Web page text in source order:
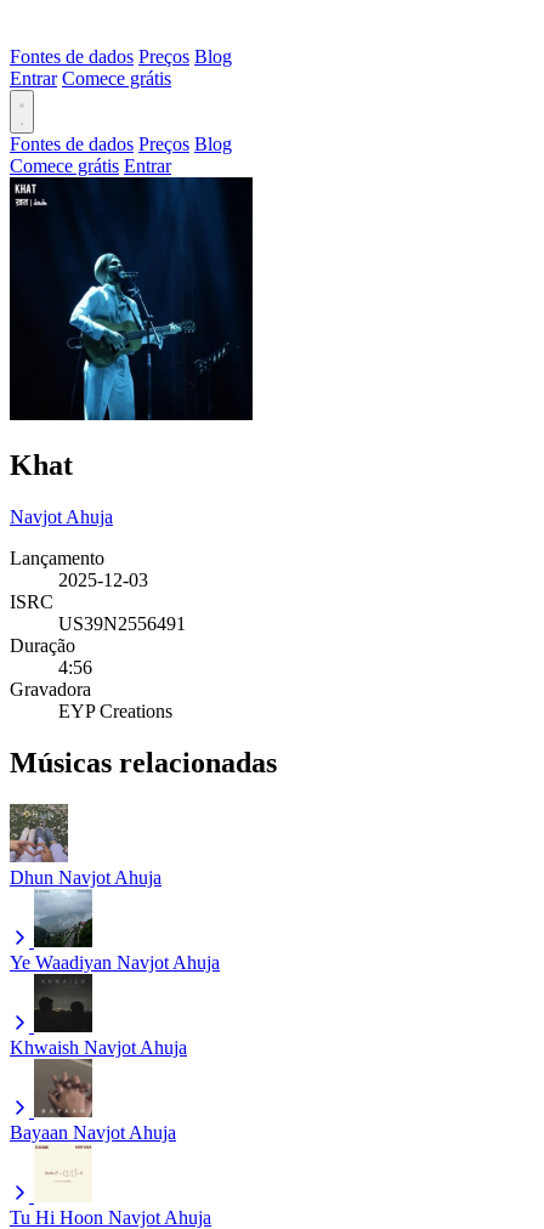
Fontes de dados Preços Blog
Entrar Comece grátis
Fontes de dados Preços Blog
Comece grátis Entrar
Khat
Navjot Ahuja
Lançamento
2025-12-03
ISRC
US39N2556491
Duração
4:56
Gravadora
EYP Creations
Músicas relacionadas
Dhun Navjot Ahuja
Ye Waadiyan Navjot Ahuja
Khwaish Navjot Ahuja
Bayaan Navjot Ahuja
Tu Hi Hoon Navjot Ahuja